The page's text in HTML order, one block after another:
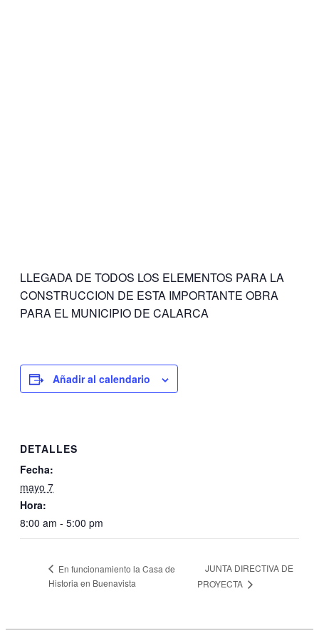
LLEGADA DE TODOS LOS ELEMENTOS PARA LA
CONSTRUCCION DE ESTA IMPORTANTE OBRA
PARA EL MUNICIPIO DE CALARCA
Añadir al calendario
DETALLES
Fecha:
mayo 7
Hora:
8:00 am - 5:00 pm
En funcionamiento la Casa de
Historia en Buenavista
JUNTA DIRECTIVA DE
PROYECTA